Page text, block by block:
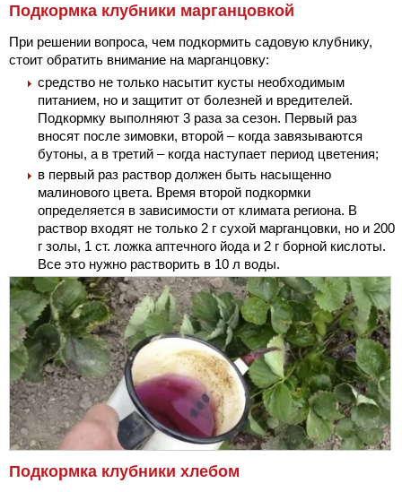
Подкормка клубники марганцовкой
При решении вопроса, чем подкормить садовую клубнику,
стоит обратить внимание на марганцовку:
средство не только насытит кусты необходимым
питанием, но и защитит от болезней и вредителей.
Подкормку выполняют 3 раза за сезон. Первый раз
вносят после зимовки, второй – когда завязываются
бутоны, а в третий – когда наступает период цветения;
в первый раз раствор должен быть насыщенно
малинового цвета. Время второй подкормки
определяется в зависимости от климата региона. В
раствор входят не только 2 г сухой марганцовки, но и 200
г золы, 1 ст. ложка аптечного йода и 2 г борной кислоты.
Все это нужно растворить в 10 л воды.
Подкормка клубники хлебом